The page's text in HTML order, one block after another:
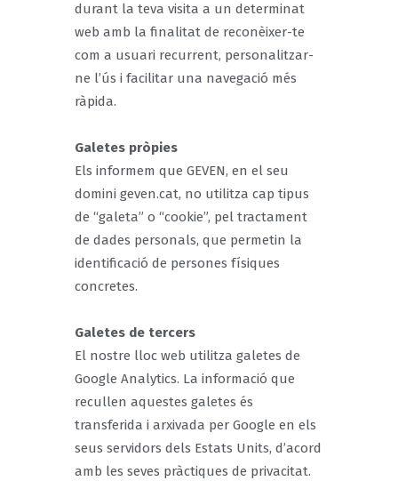
durant la teva visita a un determinat
web amb la finalitat de reconèixer-te
com a usuari recurrent, personalitzar-
ne l’ús i facilitar una navegació més
ràpida.
Galetes pròpies
Els informem que GEVEN, en el seu
domini geven.cat, no utilitza cap tipus
de “galeta” o “cookie”, pel tractament
de dades personals, que permetin la
identificació de persones físiques
concretes.
Galetes de tercers
El nostre lloc web utilitza galetes de
Google Analytics. La informació que
recullen aquestes galetes és
transferida i arxivada per Google en els
seus servidors dels Estats Units, d’acord
amb les seves pràctiques de privacitat.